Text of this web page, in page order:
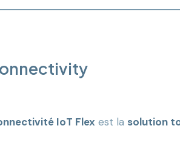
IoT Flex est la solution